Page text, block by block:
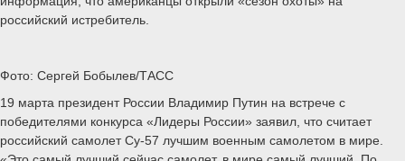
российский истребитель.